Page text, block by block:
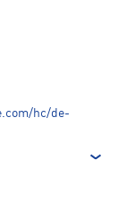
hc/de-